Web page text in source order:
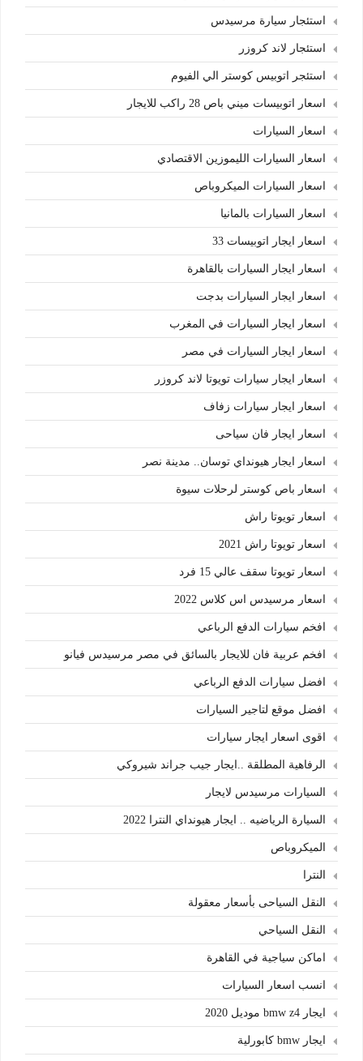
استئجار سيارة مرسيدس
استئجار لاند كروزر
استئجر اتوبيس كوستر الي الفيوم
اسعار اتوبيسات ميني باص 28 راكب للايجار
اسعار السيارات
اسعار السيارات الليموزين الاقتصادي
اسعار السيارات الميكروباص
اسعار السيارات بالمانيا
اسعار ايجار اتوبيسات 33
اسعار ايجار السيارات بالقاهرة
اسعار ايجار السيارات بدجت
اسعار ايجار السيارات في المغرب
اسعار ايجار السيارات في مصر
اسعار ايجار سيارات تويوتا لاند كروزر
اسعار ايجار سيارات زفاف
اسعار ايجار فان سياحى
اسعار ايجار هيونداي توسان.. مدينة نصر
اسعار باص كوستر لرحلات سيوة
اسعار تويوتا راش
اسعار تويوتا راش 2021
اسعار تويوتا سقف عالي 15 فرد
اسعار مرسيدس اس كلاس 2022
افخم سيارات الدفع الرباعي
افخم عربية فان للايجار بالسائق في مصر مرسيدس فيانو
افضل سيارات الدفع الرباعي
افضل موقع لتاجير السيارات
اقوى اسعار ايجار سيارات
الرفاهية المطلقة ..ايجار جيب جراند شيروكي
السيارات مرسيدس لايجار
السيارة الرياضيه .. ايجار هيونداي النترا 2022
الميكروباص
النترا
النقل السياحى بأسعار معقولة
النقل السياحي
اماكن سياجية في القاهرة
انسب اسعار السيارات
ايجار bmw z4 موديل 2020
ايجار bmw كابورلية